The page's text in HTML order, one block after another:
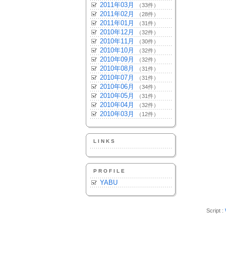
2011年03月 （33件）
2011年02月 （28件）
2011年01月 （31件）
2010年12月 （32件）
2010年11月 （30件）
2010年10月 （32件）
2010年09月 （32件）
2010年08月 （31件）
2010年07月 （31件）
2010年06月 （34件）
2010年05月 （31件）
2010年04月 （32件）
2010年03月 （12件）
LINKS
PROFILE
YABU
Script :